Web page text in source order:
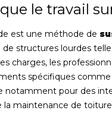
le travail
est une méthode de
de structures lourdes
charges, les
spécifiques
notamment pour des
la maintenance de